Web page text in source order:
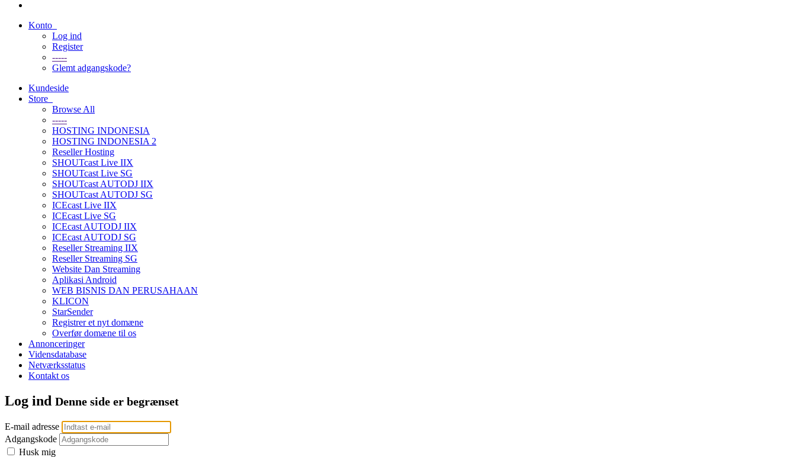
Konto
Log ind
Register
-----
Glemt adgangskode?
Kundeside
Store
Browse All
-----
HOSTING INDONESIA
HOSTING INDONESIA 2
Reseller Hosting
SHOUTcast Live IIX
SHOUTcast Live SG
SHOUTcast AUTODJ IIX
SHOUTcast AUTODJ SG
ICEcast Live IIX
ICEcast Live SG
ICEcast AUTODJ IIX
ICEcast AUTODJ SG
Reseller Streaming IIX
Reseller Streaming SG
Website Dan Streaming
Aplikasi Android
WEB BISNIS DAN PERUSAHAAN
KLICON
StarSender
Registrer et nyt domæne
Overfør domæne til os
Annonceringer
Vidensdatabase
Netværksstatus
Kontakt os
Log ind Denne side er begrænset
E-mail adresse
Adgangskode
Husk mig